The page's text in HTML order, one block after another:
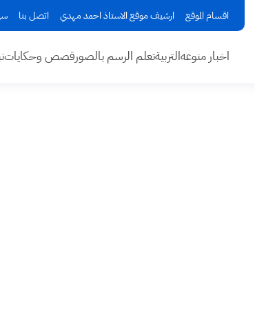
اقسام الموقع ارشيف موقع الاستاذ احمد مهدي اتصل بنا
اخبار منوعهالتربيةتعلم الرسم بالصورقصص وحكايات